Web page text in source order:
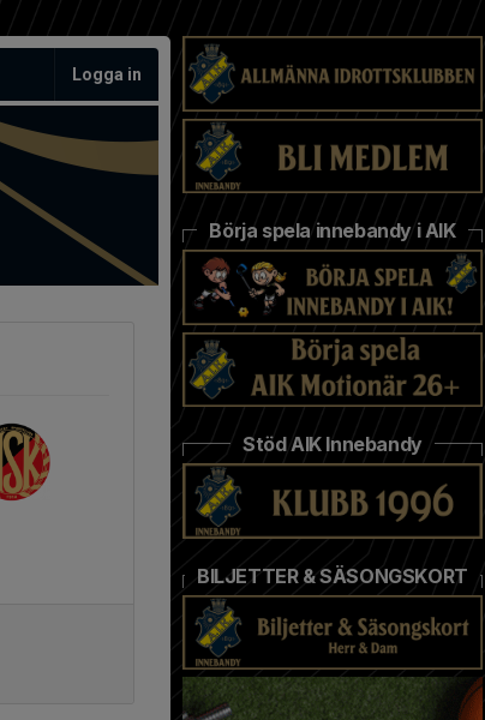
Logga in
Börja spela innebandy i AIK
Stöd AIK Innebandy
BILJETTER & SÄSONGSKORT